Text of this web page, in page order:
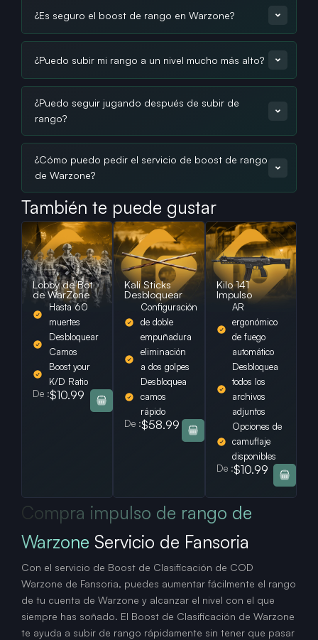
¿Es seguro el boost de rango en Warzone?
¿Puedo subir mi rango a un nivel mucho más alto?
¿Puedo seguir jugando después de subir de
rango?
¿Cómo puedo pedir el servicio de boost de rango
de Warzone?
También te puede gustar
Lobby de Bot
de WarZone
Hasta 60
muertes
Desbloquear
Camos
Boost your
K/D Ratio
De :$10.99
Kali Sticks
Desbloquear
Configuración
de doble
empuñadura
eliminación
a dos golpes
Desbloquea
camos
rápido
De :$58.99
Kilo 141
Impulso
AR
ergonómico
de fuego
automático
Desbloquea
todos los
archivos
adjuntos
Opciones de
camuflaje
disponibles
De :$10.99
Compra impulso de rango de
Warzone Servicio de Fansoria
Con el servicio de Boost de Clasificación de COD
Warzone de Fansoria, puedes aumentar fácilmente el rango
de tu cuenta de Warzone y alcanzar el nivel con el que
siempre has soñado. El Boost de Clasificación de Warzone
te ayuda a subir de rango rápidamente sin tener que pasar